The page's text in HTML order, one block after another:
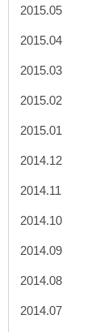
2015.05
2015.04
2015.03
2015.02
2015.01
2014.12
2014.11
2014.10
2014.09
2014.08
2014.07